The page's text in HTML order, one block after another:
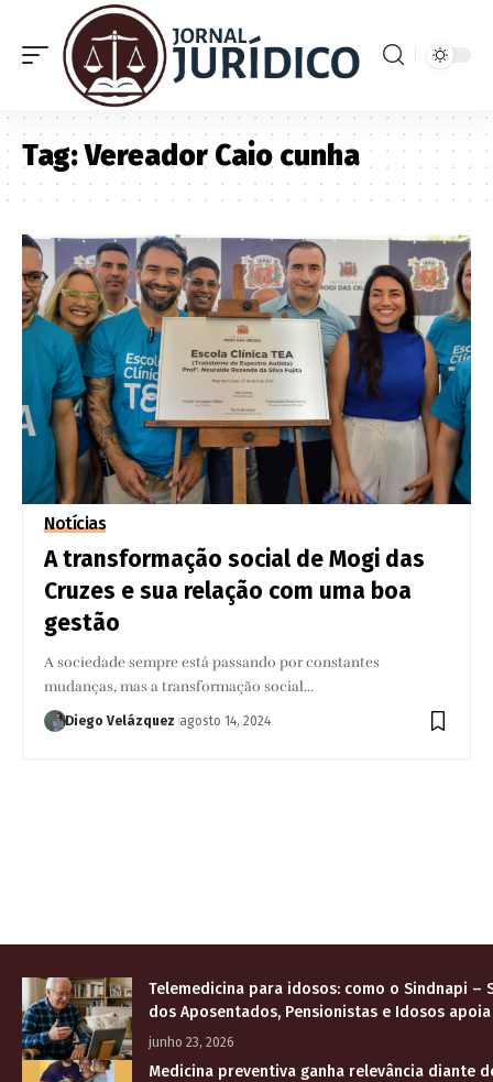
Tag:Vereador Caio cunha
Notícias
A transformação social de Mogi das
Cruzes e sua relação com uma boa
gestão
A sociedade sempre está passando por constantes
mudanças, mas a transformação social…
Diego Velázquez agosto 14, 2024
Telemedicina para idosos: como o Sindnapi –
dos Aposentados, Pensionistas e Idosos apoia
junho 23, 2026
Medicina preventiva ganha relevância diante